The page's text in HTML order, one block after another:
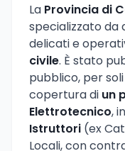
La Provincia di
specializzato da
delicati e
civile. È stato
pubblico, per
copertura di un
Elettrotecnico,
Istruttori (ex
Locali, con